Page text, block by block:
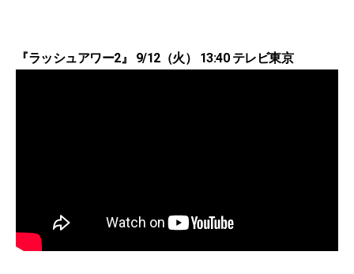
『ラッシュアワー2』 9/12（火） 13:40 テレビ東京